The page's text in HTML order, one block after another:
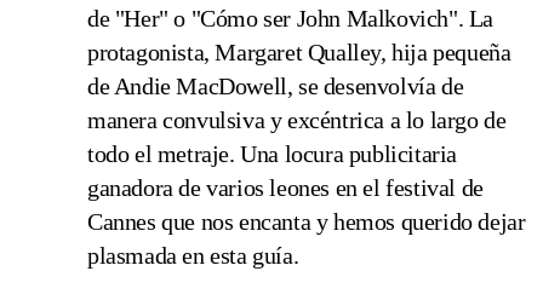
de "Her" o "Cómo ser John Malkovich". La
protagonista, Margaret Qualley, hija pequeña
de Andie MacDowell, se desenvolvía de
manera convulsiva y excéntrica a lo largo de
todo el metraje. Una locura publicitaria
ganadora de varios leones en el festival de
Cannes que nos encanta y hemos querido dejar
plasmada en esta guía.